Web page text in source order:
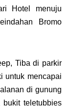
Hotel menuju
Bromo
Tiba di parkir
untuk mencapai
di gunung
teletubbies